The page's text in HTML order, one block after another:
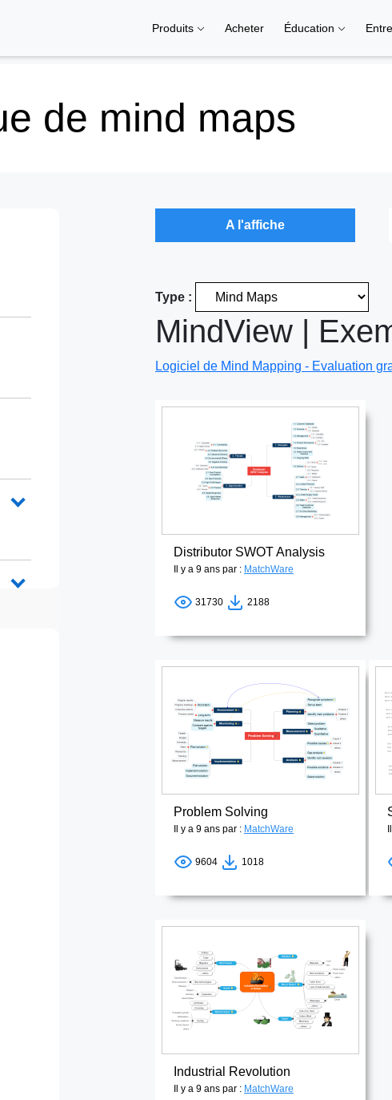
Produits Acheter Éducation
de mind maps
A l'affiche
Type :
MindView |
Logiciel de Mind Mapping - Evaluation
Distributor SWOT Analysis
Il y a 9 ans par : MatchWare
31730 2188
Problem Solving
Il y a 9 ans par : MatchWare
9604 1018
Industrial Revolution
Il y a 9 ans par : MatchWare